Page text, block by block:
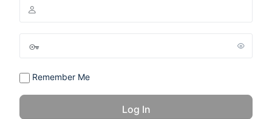
Remember Me